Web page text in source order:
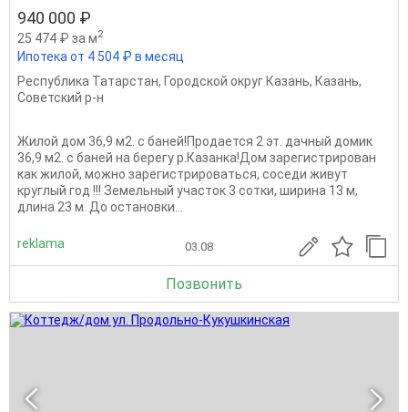
940 000 ₽
25 474 ₽ за м2
Ипотека от 4 504 ₽ в месяц
Республика Татарстан, Городской округ Казань, Казань,
Советский р-н
Жилой дом 36,9 м2. с баней!Продается 2 эт. дачный домик
36,9 м2. с баней на берегу р.Казанка!Дом зарегистрирован
как жилой, можно зарегистрироваться, соседи живут
круглый год !!! Земельный участок 3 сотки, ширина 13 м,
длина 23 м. До остановки...
reklama 03.08
Позвонить